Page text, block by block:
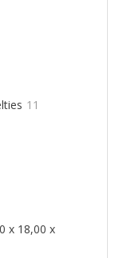
11
х 18,00 х